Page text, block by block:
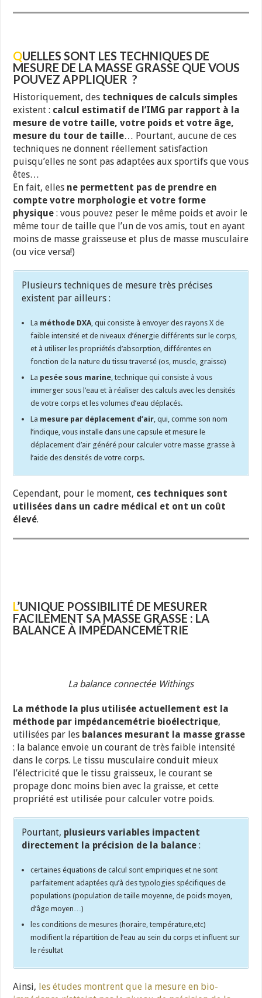
QUELLES SONT LES TECHNIQUES DE
MESURE DE LA MASSE GRASSE QUE VOUS
POUVEZ APPLIQUER ?
Historiquement, des techniques de calculs simples
existent : calcul estimatif de l’IMG par rapport à la
mesure de votre taille, votre poids et votre âge,
mesure du tour de taille… Pourtant, aucune de ces
techniques ne donnent réellement satisfaction
puisqu’elles ne sont pas adaptées aux sportifs que vous
êtes…
En fait, elles ne permettent pas de prendre en
compte votre morphologie et votre forme
physique : vous pouvez peser le même poids et avoir le
même tour de taille que l’un de vos amis, tout en ayant
moins de masse graisseuse et plus de masse musculaire
(ou vice versa!)
Plusieurs techniques de mesure très précises
existent par ailleurs :
La méthode DXA , qui consiste à envoyer des rayons X de
faible intensité et de niveaux d’énergie différents sur le corps,
et à utiliser les propriétés d’absorption, différentes en
fonction de la nature du tissu traversé (os, muscle, graisse)
La pesée sous marine , technique qui consiste à vous
immerger sous l’eau et à réaliser des calculs avec les densités
de votre corps et les volumes d’eau déplacés.
La mesure par déplacement d’air , qui, comme son nom
l’indique, vous installe dans une capsule et mesure le
déplacement d’air généré pour calculer votre masse grasse à
l’aide des densités de votre corps.
Cependant, pour le moment, ces techniques sont
utilisées dans un cadre médical et ont un coût
élevé.
L’UNIQUE POSSIBILITÉ DE MESURER
FACILEMENT SA MASSE GRASSE : LA
BALANCE À IMPÉDANCEMÉTRIE
La balance connectée Withings
La méthode la plus utilisée actuellement est la
méthode par impédancemétrie bioélectrique,
utilisées par les balances mesurant la masse grasse
: la balance envoie un courant de très faible intensité
dans le corps. Le tissu musculaire conduit mieux
l’électricité que le tissu graisseux, le courant se
propage donc moins bien avec la graisse, et cette
propriété est utilisée pour calculer votre poids.
Pourtant, plusieurs variables impactent
directement la précision de la balance :
certaines équations de calcul sont empiriques et ne sont
parfaitement adaptées qu’à des typologies spécifiques de
populations (population de taille moyenne, de poids moyen,
d’âge moyen…)
les conditions de mesures (horaire, température,etc)
modifient la répartition de l’eau au sein du corps et influent sur
le résultat
Ainsi, les études montrent que la mesure en bio-